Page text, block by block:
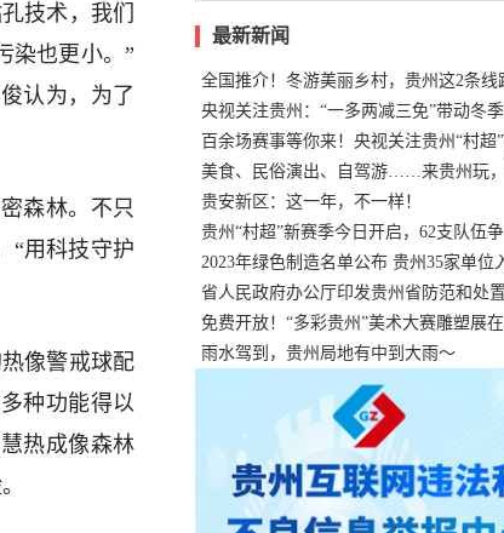
技术，我们
染也更小。”
认为，为了
森林。不只
“用科技守护
像警戒球配
种功能得以
热成像森林
最新新闻
全国推介！冬游美丽乡村，贵州这2条线
错过
央视关注贵州：“一多两减三免”带动冬
温
百余场赛事等你来！央视关注贵州“村超
正式“打响”
美食、民俗演出、自驾游……来贵州玩
两减三免”！
贵安新区：这一年，不一样！
贵州“村超”新赛季今日开启，62支队伍
名额
2023年绿色制造名单公布 贵州35家单位
色工厂
省人民政府办公厅印发贵州省防范和处
资工作实施细则
免费开放！“多彩贵州”美术大赛雕塑展
展，持续至1月19日
雨水驾到，贵州局地有中到大雨～